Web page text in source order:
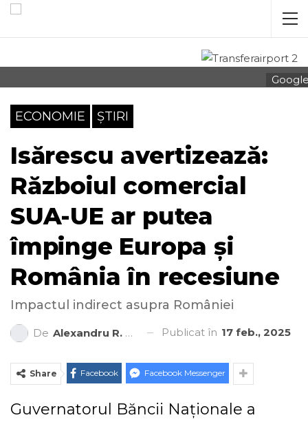
ECONOMIE ȘTIRI
Isărescu avertizează:
Războiul comercial
SUA-UE ar putea
împinge Europa și
România în recesiune
Impactul indirect asupra României
De Alexandru R. Cantemir Publicat în 17 feb., 2025
Share Facebook Facebook Messenger
Guvernatorul Băncii Naționale a